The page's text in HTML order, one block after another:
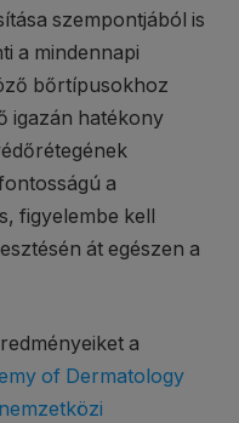
szempontjából is
a mindennapi
bőrtípusokhoz
igazán hatékony
a
figyelembe kell
át egészen a
a
of Dermatology